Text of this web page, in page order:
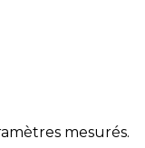
mesurés.